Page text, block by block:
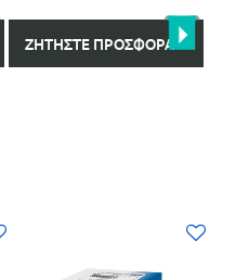
ΖΗΤΉΣΤΕ ΠΡΟΣΦΟΡΆ